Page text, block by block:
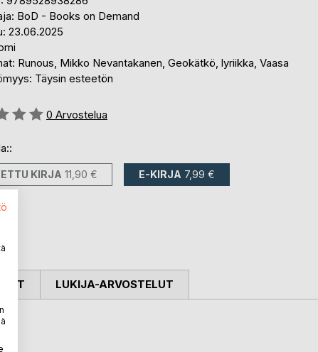
BoD - Books on Demand
23.06.2025
Runous, Mikko Nevantakanen, Geokätkö, lyriikka, Vaasa
Täysin esteetön
0 Arvostelua
KIRJA 11,90 € E-KIRJA 7,99 €
LUKIJA-ARVOSTELUT